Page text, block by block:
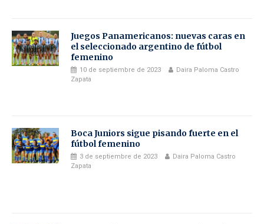
Juegos Panamericanos: nuevas caras en
el seleccionado argentino de fútbol
femenino
10 de septiembre de 2023
Daira Paloma Castro
Zapata
Boca Juniors sigue pisando fuerte en el
fútbol femenino
3 de septiembre de 2023
Daira Paloma Castro
Zapata